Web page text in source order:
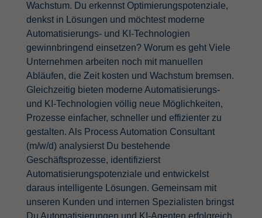
Wachstum. Du erkennst Optimierungspotenziale,
denkst in Lösungen und möchtest moderne
Automatisierungs- und KI-Technologien
gewinnbringend einsetzen? Worum es geht Viele
Unternehmen arbeiten noch mit manuellen
Abläufen, die Zeit kosten und Wachstum bremsen.
Gleichzeitig bieten moderne Automatisierungs-
und KI-Technologien völlig neue Möglichkeiten,
Prozesse einfacher, schneller und effizienter zu
gestalten. Als Process Automation Consultant
(m/w/d) analysierst Du bestehende
Geschäftsprozesse, identifizierst
Automatisierungspotenziale und entwickelst
daraus intelligente Lösungen. Gemeinsam mit
unseren Kunden und internen Spezialisten bringst
Du Automatisierungen und KI-Agenten erfolgreich